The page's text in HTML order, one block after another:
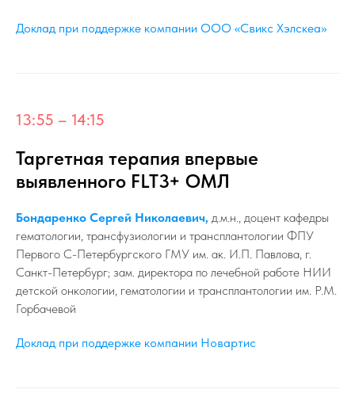
Доклад при поддержке компании ООО «Свикс Хэлскеа»
13:55 – 14:15
Таргетная терапия впервые
выявленного FLT3+ ОМЛ
Бондаренко Сергей Николаевич, д.м.н., доцент кафедры
гематологии, трансфузиологии и трансплантологии ФПУ
Первого С-Петербургского ГМУ им. ак. И.П. Павлова, г.
Санкт-Петербург; зам. директора по лечебной работе НИИ
детской онкологии, гематологии и трансплантологии им. Р.М.
Горбачевой
Доклад при поддержке компании Новартис